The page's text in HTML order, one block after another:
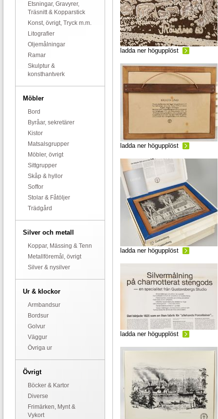
Etsningar, Gravyrer,
Träsnitt & Kopparstick
Konst, övrigt, Tryck m.m.
Litografier
Oljemålningar
Ramar
Skulptur &
konsthantverk
Möbler
Bord
Byråar, sekretärer
Kistor
Matsalsgrupper
Möbler, övrigt
Sittgrupper
Skåp & hyllor
Soffor
Stolar & Fåtöljer
Trädgård
Silver och metall
Koppar, Mässing & Tenn
Metallföremål, övrigt
Silver & nysilver
Ur & klockor
Armbandsur
Bordsur
Golvur
Väggur
Övriga ur
Övrigt
Böcker & Kartor
Diverse
Frimärken, Mynt &
Vykort
ladda ner högupplöst
ladda ner högupplöst
ladda ner högupplöst
ladda ner högupplöst